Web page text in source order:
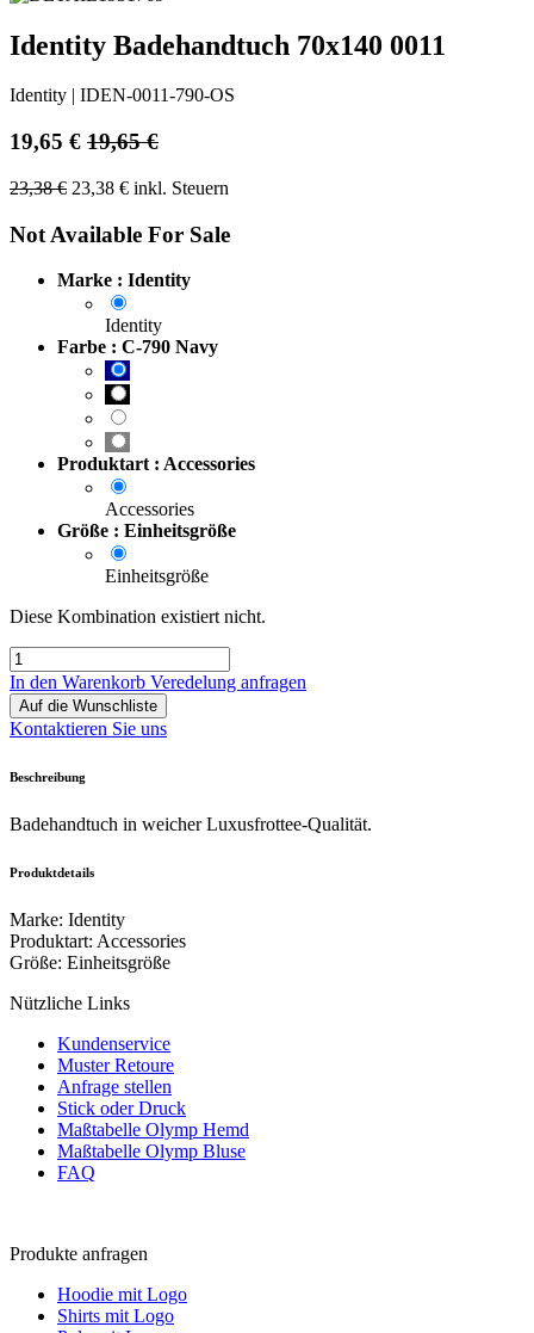
Identity Badehandtuch 70x140 0011
Identity IDEN-0011-790-OS
19,65 € 19,65€
23,38€ 23,38 € inkl. Steuern
Not Available For Sale
Marke : Identity
Identity
Farbe : C-790 Navy
Produktart : Accessories
Accessories
Größe : Einheitsgröße
Einheitsgröße
Diese Kombination existiert nicht.
In den Warenkorb Veredelung anfragen
Auf die Wunschliste
Kontaktieren Sie uns
Beschreibung
Badehandtuch in weicher Luxusfrottee-Qualität.
Produktdetails
Marke: Identity
Produktart: Accessories
Größe: Einheitsgröße
Nützliche Links
Kundenservice
Muster Retoure
Anfrage stellen
Stick oder Druck
Maßtabelle Olymp Hemd
Maßtabelle Olymp Bluse
FAQ
Produkte anfragen
Hoodie mit Logo
Shirts mit Logo